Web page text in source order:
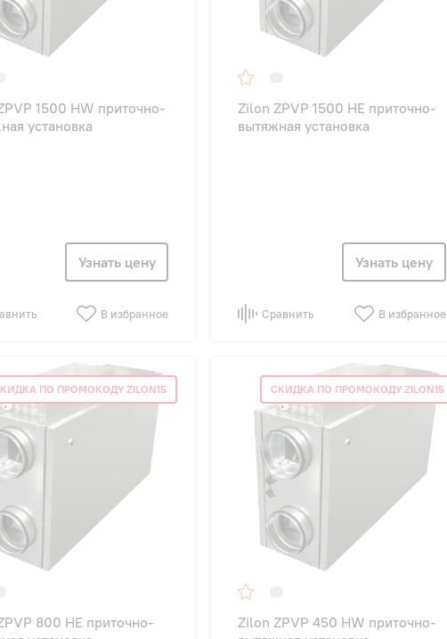
1500 HW приточно-
установка
Узнать цену
В избранное
Zilon ZPVP 1500 HE приточно-
вытяжная установка
Узнать цену
Сравнить В избранное
ПО ПРОМОКОДУ ZILON15
800 HE приточно-
СКИДКА ПО ПРОМОКОДУ ZILON15
Zilon ZPVP 450 HW приточно-